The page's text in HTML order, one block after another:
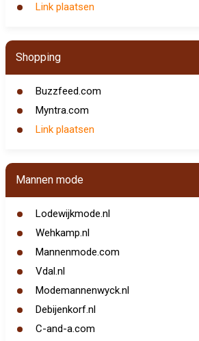
Link plaatsen
Shopping
Buzzfeed.com
Myntra.com
Link plaatsen
Mannen mode
Lodewijkmode.nl
Wehkamp.nl
Mannenmode.com
Vdal.nl
Modemannenwyck.nl
Debijenkorf.nl
C-and-a.com